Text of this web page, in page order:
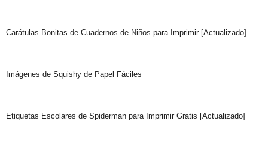
Carátulas Bonitas de Cuadernos de Niños para Imprimir [Actualizado]
Imágenes de Squishy de Papel Fáciles
Etiquetas Escolares de Spiderman para Imprimir Gratis [Actualizado]